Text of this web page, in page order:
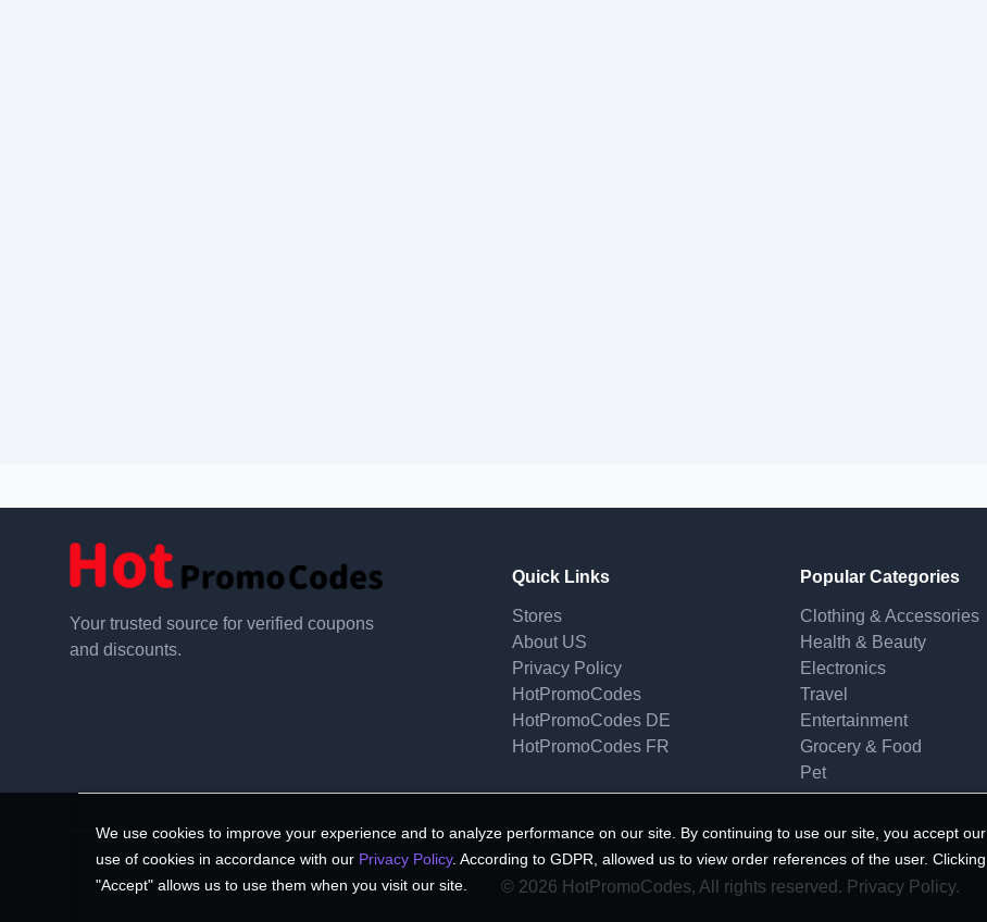
Your trusted source for verified coupons
and discounts.
Quick Links
Stores
About US
Privacy Policy
HotPromoCodes
HotPromoCodes DE
HotPromoCodes FR
Popular Categories
Clothing & Accessories
Health & Beauty
Electronics
Travel
Entertainment
Grocery & Food
Pet
© 2026 HotPromoCodes, All rights reserved. Privacy Policy.
We use cookies to improve your experience and to analyze performance on our site. By continuing to use our site, you accept our
use of cookies in accordance with our Privacy Policy. According to GDPR, allowed us to view order references of the user. Clicking
"Accept" allows us to use them when you visit our site.